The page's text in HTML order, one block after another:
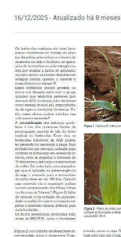
16/12/2025 - Atualizado há 8 meses